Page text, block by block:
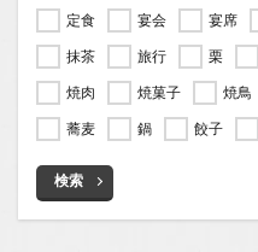
定食
宴会 宴席
抹茶
旅行 栗
焼肉
焼菓子 焼鳥
蕎麦
鍋 餃子
検索